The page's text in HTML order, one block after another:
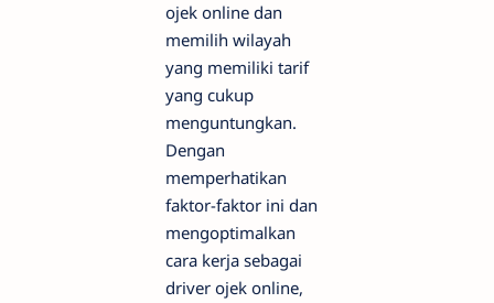
ojek online dan
memilih wilayah
yang memiliki tarif
yang cukup
menguntungkan.
Dengan
memperhatikan
faktor-faktor ini dan
mengoptimalkan
cara kerja sebagai
driver ojek online,